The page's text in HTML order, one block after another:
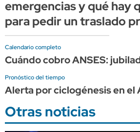
emergencias y qué hay
para pedir un traslado
Calendario completo
Cuándo cobro ANSES:
Pronóstico del tiempo
Alerta por ciclogénesis en el
Otras noticias